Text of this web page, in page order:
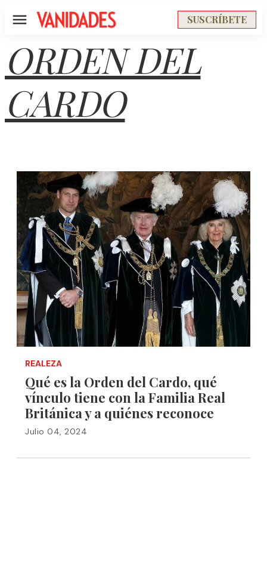
Menú SUSCRÍBETE
ORDEN DEL
CARDO
REALEZA
Qué es la Orden del Cardo, qué
vínculo tiene con la Familia Real
Británica y a quiénes reconoce
Julio 04, 2024